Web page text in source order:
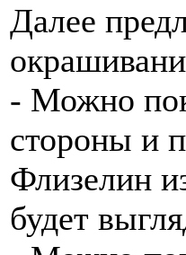
Далее
- Можно
стороны и
Флизелин
будет